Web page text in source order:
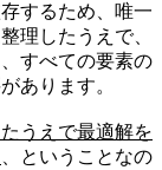
するため、唯一
理したうえで、
すべての要素の
あります。
うえで最適解を
、ということなの